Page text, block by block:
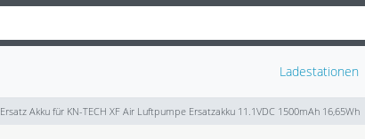
Ladestationen
Ersatz Akku für KN-TECH XF Air Luftpumpe Ersatzakku 11.1VDC 1500mAh 16,65Wh